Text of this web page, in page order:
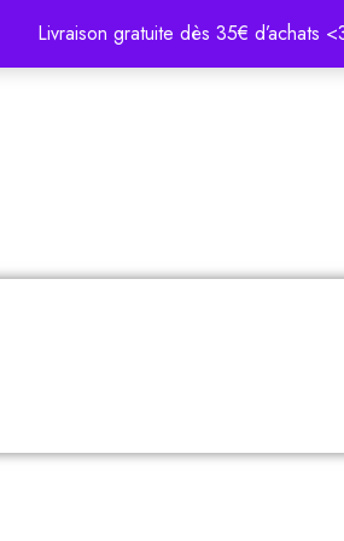
Livraison gratuite dès 35€ d’achats